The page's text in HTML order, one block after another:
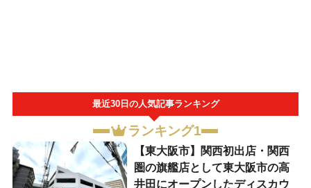
最近30日の人気記事ランキング
ランキング1
【東大阪市】関西初出店・関西
圏の旗艦店として東大阪市の高
井田にオープンしたディスカウ